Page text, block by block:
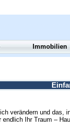
verändern und das,
endlich Ihr Traum –
Immobilien